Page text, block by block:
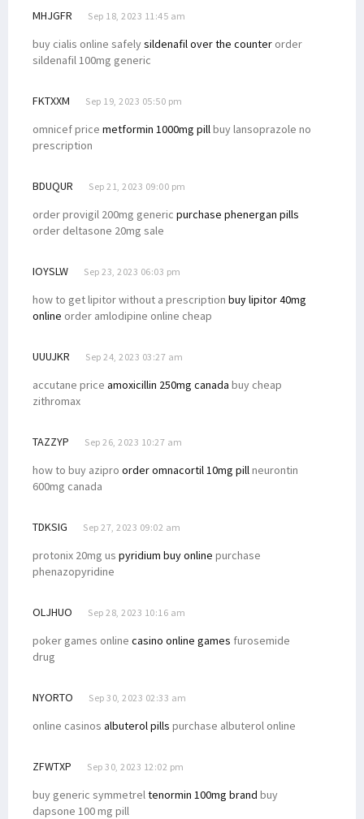
MHJGFR Sep 18, 2023 11:45 am
buy cialis online safelysildenafil over the counter order
sildenafil 100mg generic
FKTXXM Sep 19, 2023 05:50 pm
omnicef price metformin 1000mg pillbuy lansoprazole no
prescription
BDUQUR Sep 21, 2023 09:00 pm
order provigil 200mg generic purchase phenergan pills
order deltasone 20mg sale
IOYSLW Sep 23, 2023 06:03 pm
how to get lipitor without a prescription buy lipitor 40mg
online order amlodipine online cheap
UUUJKR Sep 24, 2023 03:27 am
accutane price amoxicillin 250mg canada buy cheap
zithromax
TAZZYP Sep 26, 2023 10:27 am
how to buy azipro order omnacortil 10mg pillneurontin
600mg canada
TDKSIG Sep 27, 2023 09:02 am
protonix 20mg us pyridium buy online purchase
phenazopyridine
OLJHUO Sep 28, 2023 10:16 am
poker games online casino online games furosemide
drug
NYORTO Sep 30, 2023 02:33 am
online casinos albuterol pills purchase albuterol online
ZFWTXP Sep 30, 2023 12:02 pm
buy generic symmetreltenormin 100mg brand buy
dapsone 100 mg pill